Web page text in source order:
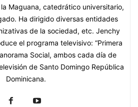
Maguana, catedrático universitario,
Ha dirigido diversas entidades
de la sociedad, etc. Jenchy
el programa televisivo: “Primera
Social, ambos cada día de
de Santo Domingo República
Dominicana.